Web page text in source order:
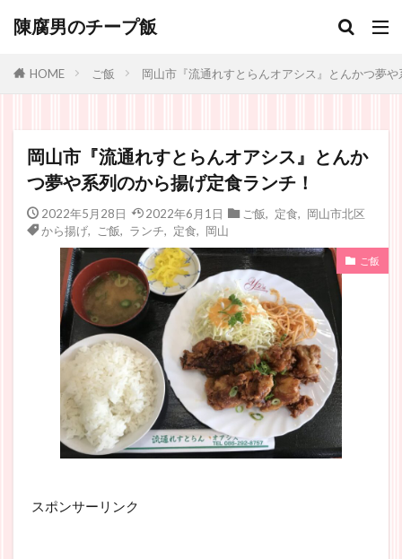
陳腐男のチープ飯
HOME ご飯 岡山市『流通れすとらんオアシス』とんかつ夢
岡山市『流通れすとらんオアシス』とんか
つ夢や系列のから揚げ定食ランチ！
2022年5月28日 2022年6月1日 ご飯 定食
岡山市北区
から揚げ, ご飯 ランチ 定食 岡山
ご飯
スポンサーリンク